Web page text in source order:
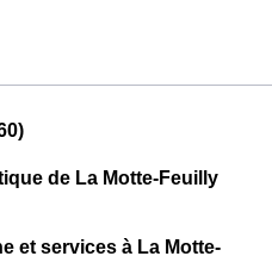
de La Motte-Feuilly
et services à La Motte-